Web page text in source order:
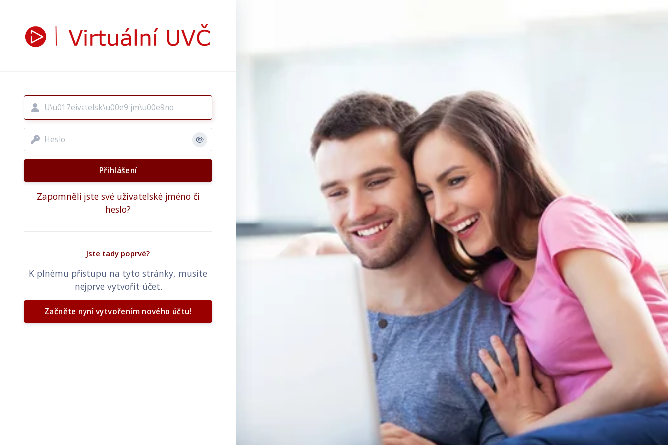
Přeskočit na vytvoření nového účtu
Uživatelské jméno
Heslo
Přihlášení
Zapomněli jste své uživatelské jméno či
heslo?
Jste tady poprvé?
K plnému přístupu na tyto stránky, musíte
nejprve vytvořit účet.
Začněte nyní vytvořením nového účtu!